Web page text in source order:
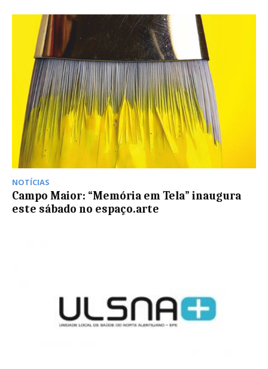
NOTÍCIAS
Campo Maior: “Memória em Tela” inaugura
este sábado no espaço.arte